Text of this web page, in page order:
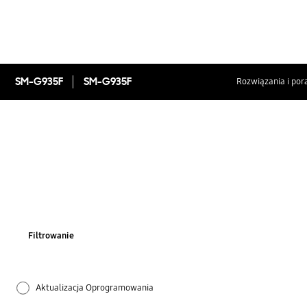
SM-G935F SM-G935F Rozwiązania i
Filtrowanie
Aktualizacja Oprogramowania